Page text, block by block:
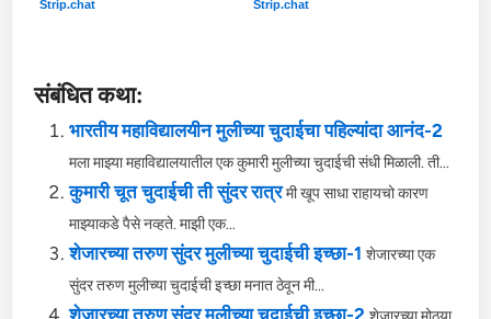
Strip.chat Strip.chat
संबंधित कथा:
भारतीय महाविद्यालयीन मुलीच्या चुदाईचा पहिल्यांदा आनंद-2
मला माझ्या महाविद्यालयातील एक कुमारी मुलीच्या चुदाईची संधी मिळाली. ती...
कुमारी चूत चुदाईची ती सुंदर रात्र मी खूप साधा राहायचो कारण
माझ्याकडे पैसे नव्हते. माझी एक...
शेजारच्या तरुण सुंदर मुलीच्या चुदाईची इच्छा-1 शेजारच्या एक
सुंदर तरुण मुलीच्या चुदाईची इच्छा मनात ठेवून मी...